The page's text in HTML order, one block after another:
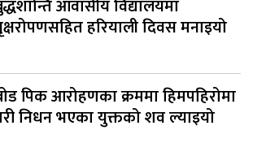
आवासीय विद्यालयमा
हरियाली दिवस मनाइयो
पिक आरोहणका क्रममा हिमपहिरोमा
निधन भएका युक्तको शव ल्याइयो